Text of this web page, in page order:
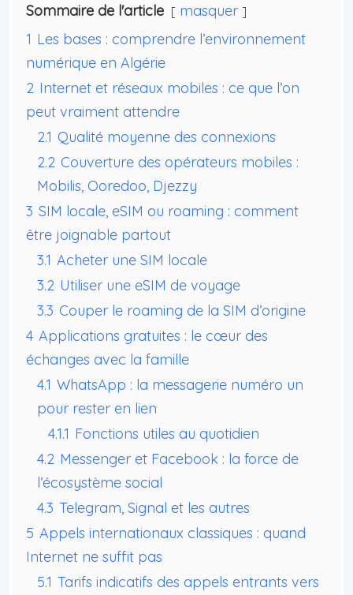
Sommaire de l'article
masquer
1 Les bases : comprendre l’environnement
numérique en Algérie
2 Internet et réseaux mobiles : ce que l’on
peut vraiment attendre
2.1 Qualité moyenne des connexions
2.2 Couverture des opérateurs mobiles :
Mobilis, Ooredoo, Djezzy
3 SIM locale, eSIM ou roaming : comment
être joignable partout
3.1 Acheter une SIM locale
3.2 Utiliser une eSIM de voyage
3.3 Couper le roaming de la SIM d’origine
4 Applications gratuites : le cœur des
échanges avec la famille
4.1 WhatsApp : la messagerie numéro un
pour rester en lien
4.1.1 Fonctions utiles au quotidien
4.2 Messenger et Facebook : la force de
l’écosystème social
4.3 Telegram, Signal et les autres
5 Appels internationaux classiques : quand
Internet ne suffit pas
5.1 Tarifs indicatifs des appels entrants vers